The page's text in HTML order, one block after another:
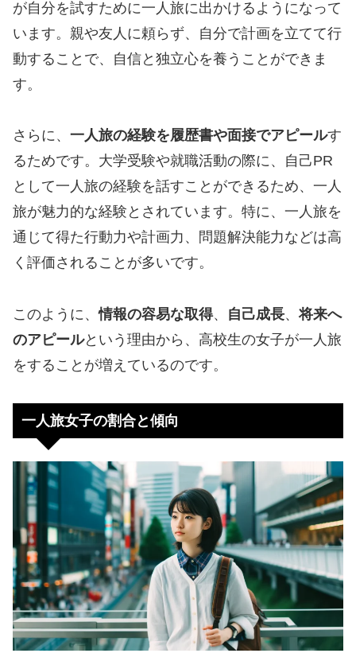
が自分を試すために一人旅に出かけるようになって
います。親や友人に頼らず、自分で計画を立てて行
動することで、自信と独立心を養うことができま
す。
さらに、 一人旅の経験を履歴書や面接でアピールす
るためです。大学受験や就職活動の際に、自己PR
として一人旅の経験を話すことができるため、一人
旅が魅力的な経験とされています。特に、一人旅を
通じて得た行動力や計画力、問題解決能力などは高
く評価されることが多いです。
このように、情報の容易な取得、 自己成長、 将来へ
のアピールという理由から、高校生の女子が一人旅
をすることが増えているのです。
一人旅女子の割合と傾向